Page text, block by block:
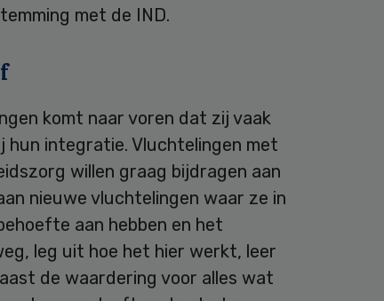
met de IND.
komt naar voren dat zij vaak
hun integratie. Vluchtelingen met
willen graag bijdragen aan
nieuwe vluchtelingen waar ze in
aan hebben en het
leg uit hoe het hier werkt, leer
de waardering voor alles wat